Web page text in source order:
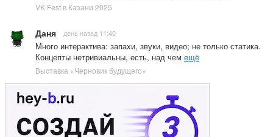
VK Fest в Казани 2025
Даня день назад 11:40
Много интерактива: запахи, звуки, видео; не только статика.
Концепты нетривиальны, есть, над чем ещё
Выставка «Черновик будущего»